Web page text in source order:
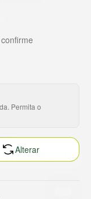
S.A
Permita o
Alterar